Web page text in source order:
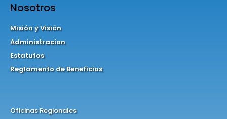
Nosotros
Misión y Visión
Administracion
Estatutos
Reglamento de Beneficios
Oficinas Regionales